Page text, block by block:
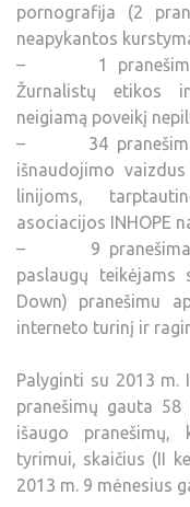
pornografija (2
neapykantos
– 1 pranešimas
Žurnalistų etikos
neigiamą poveikį
– 34 pranešimai
išnaudojimo
linijoms,
asociacijos INHOPE
– 9 pranešimai
paslaugų
Down) pranešimu
interneto turinį ir
Palyginti su 2013 m.
pranešimų gauta
išaugo pranešimų,
tyrimui, skaičius (II
2013 m. 9 mėnesius